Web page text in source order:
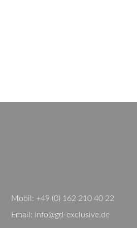
Mobil: +49 (0) 162 210 40 22
Email: info@gd-exclusive.de